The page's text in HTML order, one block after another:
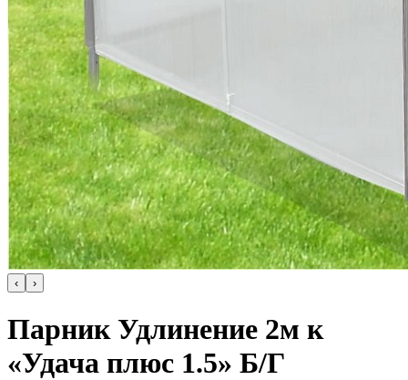
‹ ›
Парник Удлинение 2м к
«Удача плюс 1.5» Б/Г